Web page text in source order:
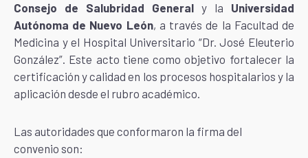
Consejo de Salubridad General y la Universidad
Autónoma de Nuevo León, a través de la Facultad de
Medicina y el Hospital Universitario “Dr. José Eleuterio
González”. Este acto tiene como objetivo fortalecer la
certificación y calidad en los procesos hospitalarios y la
aplicación desde el rubro académico.
Las autoridades que conformaron la firma del
convenio son: